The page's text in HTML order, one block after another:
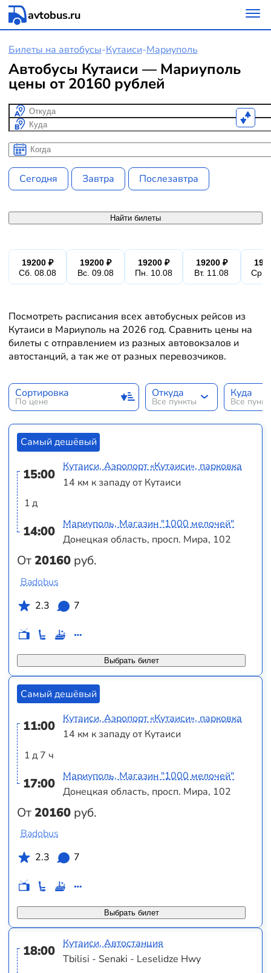
avtobus.ru
Билеты на автобусы-Кутаиси-Мариуполь
Автобусы Кутаиси — Мариуполь
цены от 20160 рублей
Откуда
Куда
Когда
Когда
Сегодня Завтра Послезавтра
Найти билеты
19200 ₽
Сб. 08.08
19200 ₽
Вс. 09.08
19200 ₽
Пн. 10.08
19200 ₽
Вт. 11.08
Ср.
Посмотреть расписания всех автобусных рейсов из
Кутаиси в Мариуполь на 2026 год. Сравнить цены на
билеты с отправлением из разных автовокзалов и
автостанций, а так же от разных перевозчиков.
Сортировка
По цене
Откуда
Все пункты
Куда
Все
Самый дешёвый
15:00
1 д
14:00
От20160 руб.
Кутаиси, Аэропорт «Кутаиси», парковка
14 км к западу от Кутаиси
Мариуполь, Магазин "1000 мелочей"
Донецкая область, просп. Мира, 102
Выбрать билет
Badobus
2.3
7
Самый дешёвый
11:00
1 д 7 ч
17:00
От20160 руб.
Кутаиси, Аэропорт «Кутаиси», парковка
14 км к западу от Кутаиси
Мариуполь, Магазин "1000 мелочей"
Донецкая область, просп. Мира, 102
Выбрать билет
Badobus
2.3
7
18:00
Кутаиси, Автостанция
Tbilisi - Senaki - Leselidze Hwy